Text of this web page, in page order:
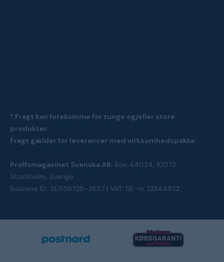
* Fragt kan forekomme for tunge og/eller store
produkter.
Fragt gælder for leverancer med virksomhedspakke.
Proffsmagasinet Svenska AB: Box 44024, 10073
Stockholm, Sverige
Business ID: SE556728-3857 | VAT: SE-nr. 13344922